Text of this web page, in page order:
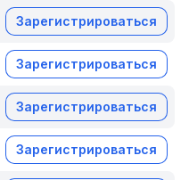
Зарегистрироваться
Зарегистрироваться
Зарегистрироваться
Зарегистрироваться